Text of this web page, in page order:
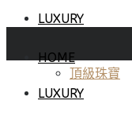
LUXURY
頂級珠寶
HOME
LUXURY